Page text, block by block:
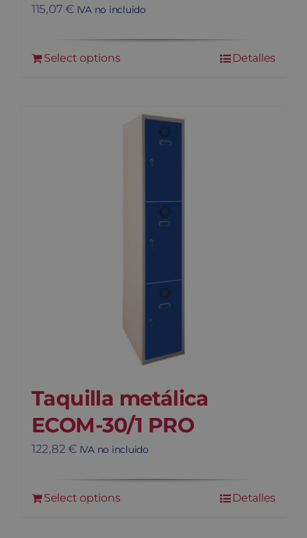
115,07€ IVA no incluido
Select options Detalles
Taquilla metálica
ECOM-30/1 PRO
122,82€ IVA no incluido
Select options Detalles